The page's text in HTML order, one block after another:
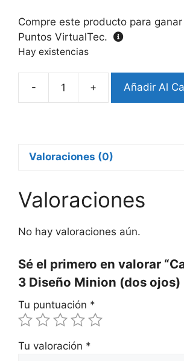
Compre este producto para ganar
Puntos VirtualTec.
Hay existencias
-
Case
Minion
Osito
+ Añadir Al
Valoraciones (0)
Valoraciones
No hay valoraciones aún.
Sé el primero en valorar
3 Diseño Minion (dos ojos)
Tu puntuación *
Tu valoración *